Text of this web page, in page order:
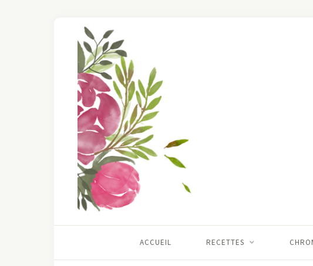
ACCUEIL RECETTES